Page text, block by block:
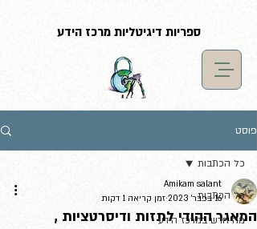
ספריות דיגיטליות מרכז הידע
פוסט
כל הכתבות
מה חדש במרכז הידע
כל הכתבות
המאגר ההודי לתזות ודיסרטציות ,
Amikam salant
16 בפבר׳ 2023
זמן קריאה 1 דקות